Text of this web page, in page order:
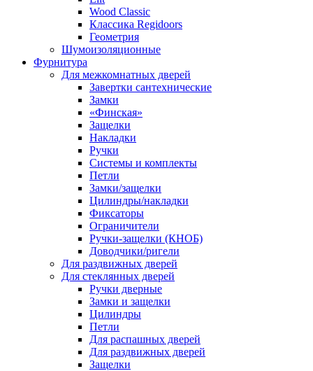
Wood Classic
Классика Regidoors
Геометрия
Шумоизоляционные
Фурнитура
Для межкомнатных дверей
Завертки сантехнические
Замки
«Финская»
Защелки
Накладки
Ручки
Системы и комплекты
Петли
Замки/защелки
Цилиндры/накладки
Фиксаторы
Ограничители
Ручки-защелки (КНОБ)
Доводчики/ригели
Для раздвижных дверей
Для стеклянных дверей
Ручки дверные
Замки и защелки
Цилиндры
Петли
Для распашных дверей
Для раздвижных дверей
Защелки